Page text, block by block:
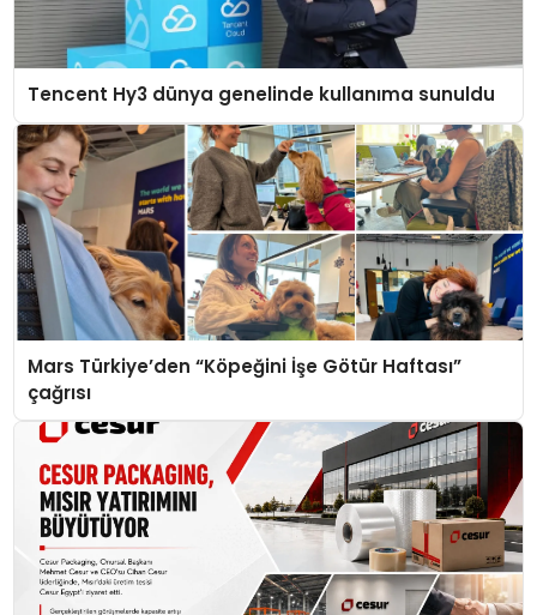
Tencent Hy3 dünya genelinde kullanıma sunuldu
Mars Türkiye’den “Köpeğini İşe Götür Haftası”
çağrısı